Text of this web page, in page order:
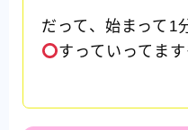
だって、始まって1
すっていってます